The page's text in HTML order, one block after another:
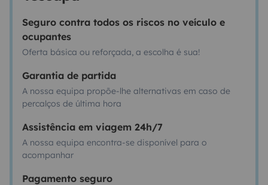
Seguro contra todos os riscos no veículo e
ocupantes
Oferta básica ou reforçada, a escolha é sua!
Garantia de partida
A nossa equipa propõe-lhe alternativas em caso de
percalços de última hora
Assistência em viagem 24h/7
A nossa equipa encontra-se disponível para o
acompanhar
Pagamento seguro